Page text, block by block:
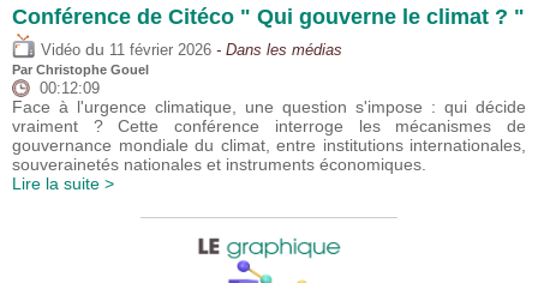
Conférence de Citéco " Qui gouverne le climat ? "
Vidéo du 11 février 2026 - Dans les médias
Par Christophe Gouel
00:12:09
Face à l'urgence climatique, une question s'impose : qui décide
vraiment ? Cette conférence interroge les mécanismes de
gouvernance mondiale du climat, entre institutions internationales,
souverainetés nationales et instruments économiques.
Lire la suite >